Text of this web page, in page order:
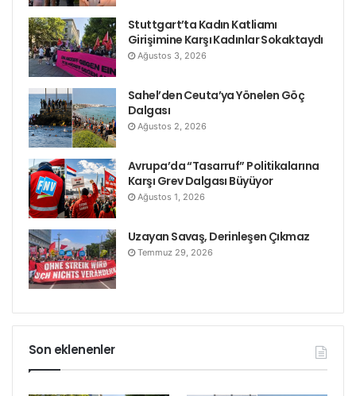
sınırlar çekmek anlamına geldiği ölçüde sömürücü
sınıfları zora sokması açısından önemlidir
Bu yüzden, başta işçi sınıfı devrimcileri, kadın
emekçilerin bu mücadelelerinin yanında olmalıdırlar.
Ve mücadelelenin kapsamının genişletilip sınıfın
genelini ilgilendiren bir meseleye dönüştürülerek
politikleştirilmesine katkılarını sunmalıdırlar.
Stuttgart’ta Kadın Katliamı
Girişimine Karşı Kadınlar Sokaktaydı
Ağustos 3, 2026
Sahel’den Ceuta’ya Yönelen Göç
Dalgası
Ağustos 2, 2026
Avrupa’da “Tasarruf” Politikalarına
Karşı Grev Dalgası Büyüyor
Ağustos 1, 2026
Uzayan Savaş, Derinleşen Çıkmaz
Temmuz 29, 2026
Son eklenenler